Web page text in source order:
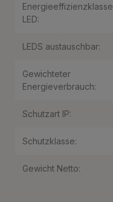
Energieeffizienzklasse
LED:
LEDS austauschbar:
Gewichteter
Energieverbrauch:
Schutzart IP:
Schutzklasse:
Gewicht Netto: